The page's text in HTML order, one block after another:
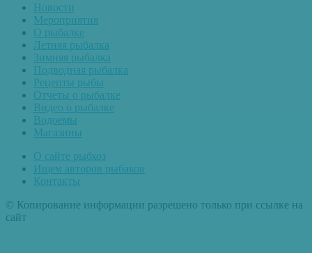
Новости
Мероприятия
О рыбалке
Летняя рыбалка
Зимняя рыбалка
Подводная рыбалка
Рецепты рыбы
Отчеты о рыбалке
Видео о рыбалке
Водоемы
Магазины
О сайте рыбхоз
Ищем авторов рыбаков
Контакты
© Копирование информации разрешено только при ссылке на
сайт